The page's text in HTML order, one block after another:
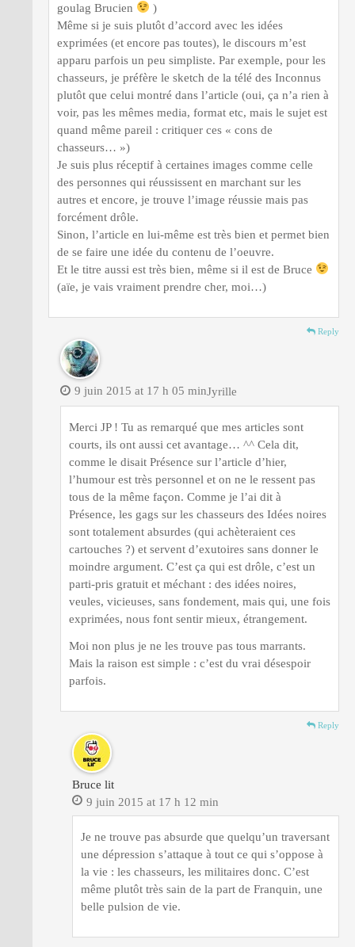
goulag Brucien
)
Même si je suis plutôt d’accord avec les idées
exprimées (et encore pas toutes), le discours m’est
apparu parfois un peu simpliste. Par exemple, pour les
chasseurs, je préfère le sketch de la télé des Inconnus
plutôt que celui montré dans l’article (oui, ça n’a rien à
voir, pas les mêmes media, format etc, mais le sujet est
quand même pareil : critiquer ces « cons de
chasseurs… »)
Je suis plus réceptif à certaines images comme celle
des personnes qui réussissent en marchant sur les
autres et encore, je trouve l’image réussie mais pas
forcément drôle.
Sinon, l’article en lui-même est très bien et permet bien
de se faire une idée du contenu de l’oeuvre.
Et le titre aussi est très bien, même si il est de Bruce
(aïe, je vais vraiment prendre cher, moi…)
Reply
Jyrille
9 juin 2015 at 17 h 05 min
Merci JP ! Tu as remarqué que mes articles sont
courts, ils ont aussi cet avantage… ^^ Cela dit,
comme le disait Présence sur l’article d’hier,
l’humour est très personnel et on ne le ressent pas
tous de la même façon. Comme je l’ai dit à
Présence, les gags sur les chasseurs des Idées noires
sont totalement absurdes (qui achèteraient ces
cartouches ?) et servent d’exutoires sans donner le
moindre argument. C’est ça qui est drôle, c’est un
parti-pris gratuit et méchant : des idées noires,
veules, vicieuses, sans fondement, mais qui, une fois
exprimées, nous font sentir mieux, étrangement.
Moi non plus je ne les trouve pas tous marrants.
Mais la raison est simple : c’est du vrai désespoir
parfois.
Reply
Bruce lit
9 juin 2015 at 17 h 12 min
Je ne trouve pas absurde que quelqu’un traversant
une dépression s’attaque à tout ce qui s’oppose à
la vie : les chasseurs, les militaires donc. C’est
même plutôt très sain de la part de Franquin, une
belle pulsion de vie.